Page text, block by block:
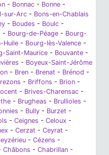
- Bonnac - Bonne -
sur-Arc - Bons-en-Chablais
- Boudes - Boulc -
- Bourg-de-Péage - Bourg-
Huile - Bourg-lès-Valence -
Saint-Maurice - Bouvante -
- Boyeux-Saint-Jérôme
- Bren - Brenat - Brénod -
- Briffons - Brion -
- Brives-Charensac -
- Brugheas - Brullioles -
- Bully - Burzet -
- Ceignes - Celoux -
- Cerzat - Ceyrat -
- Cézens -
Châbons - Chabrillan -